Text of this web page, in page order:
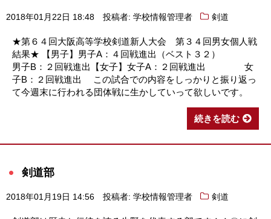
2018年01月22日 18:48 投稿者: 学校情報管理者 剣道
★第６４回大阪高等学校剣道新人大会 第３４回男女個人戦
結果★ 【男子】男子A：４回戦進出（ベスト３２）
男子B：２回戦進出【女子】女子A：２回戦進出 女
子B：２回戦進出 この試合での内容をしっかりと振り返っ
て今週末に行われる団体戦に生かしていって欲しいです。
続きを読む
剣道部
2018年01月19日 14:56 投稿者: 学校情報管理者 剣道